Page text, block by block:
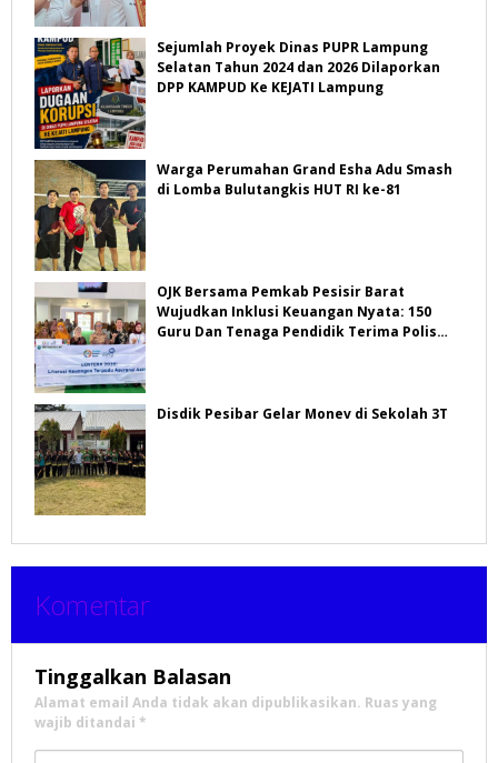
Sejumlah Proyek Dinas PUPR Lampung
Selatan Tahun 2024 dan 2026 Dilaporkan
DPP KAMPUD Ke KEJATI Lampung
Warga Perumahan Grand Esha Adu Smash
di Lomba Bulutangkis HUT RI ke-81
OJK Bersama Pemkab Pesisir Barat
Wujudkan Inklusi Keuangan Nyata: 150
Guru Dan Tenaga Pendidik Terima Polis
Disdik Pesibar Gelar Monev di Sekolah 3T
Komentar
Tinggalkan Balasan
Alamat email Anda tidak akan dipublikasikan. Ruas yang
wajib ditandai *